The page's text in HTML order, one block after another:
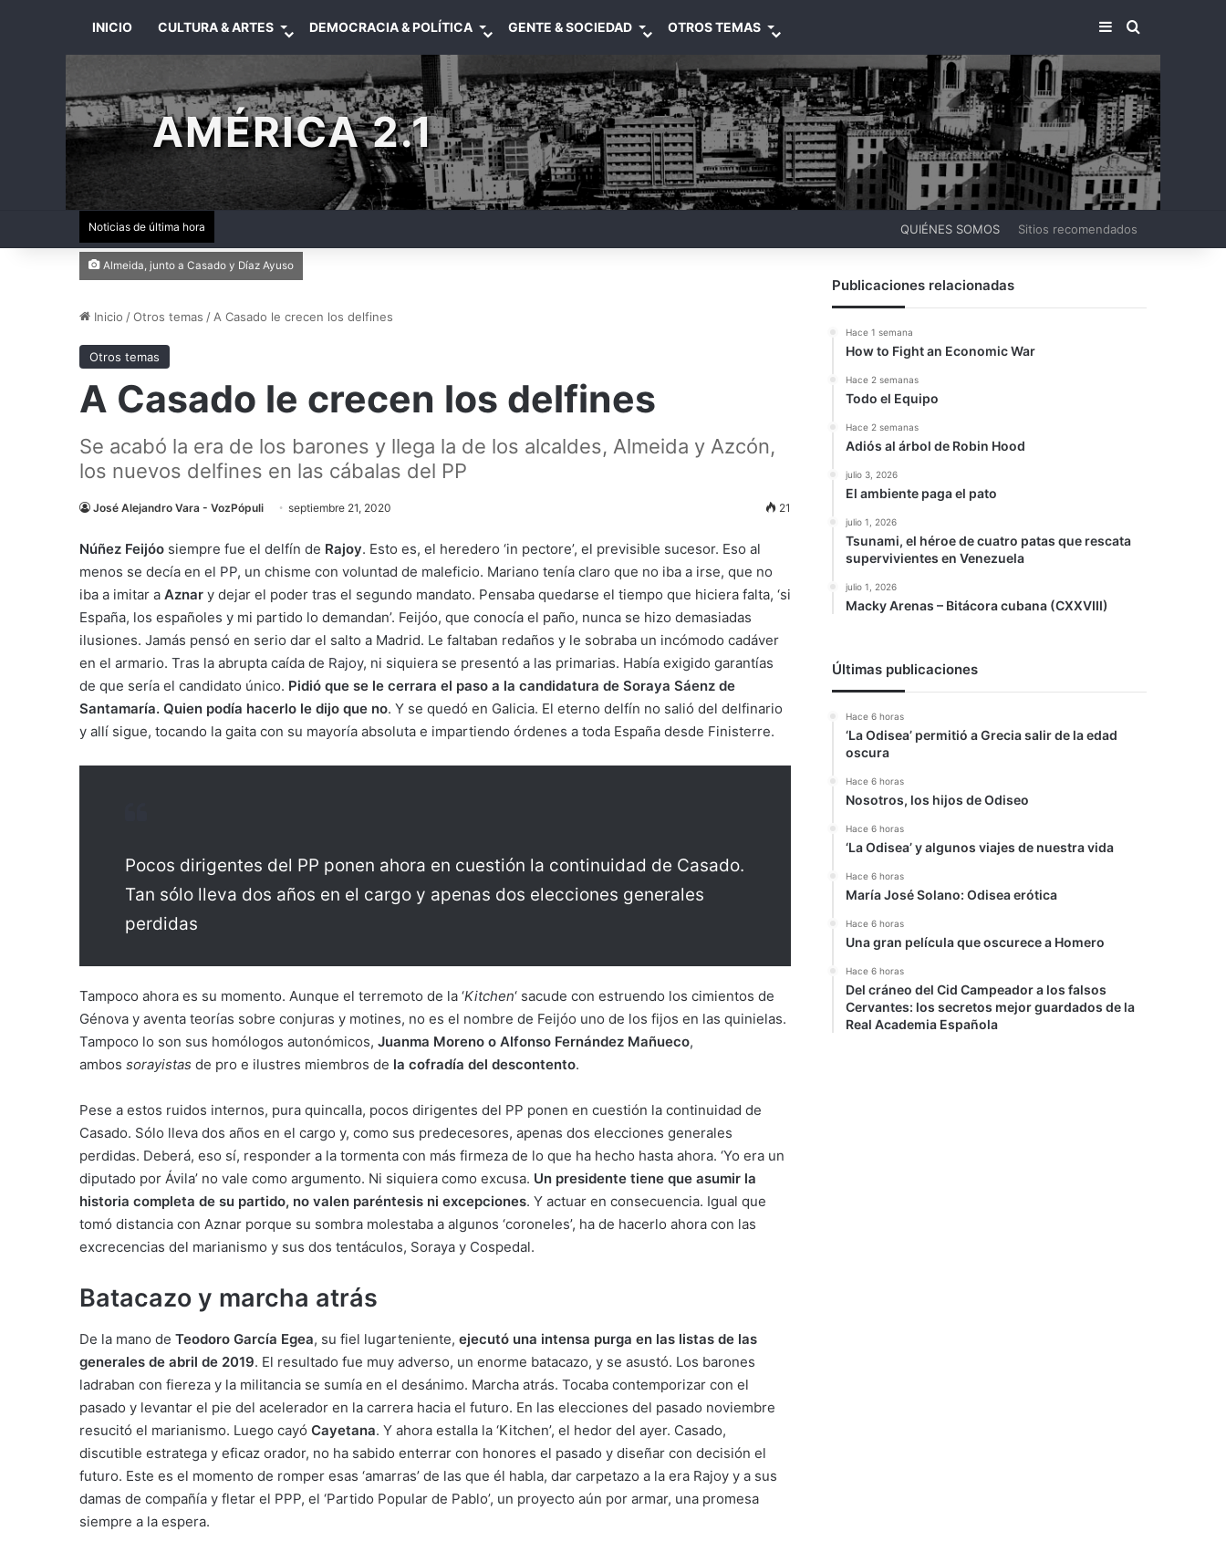
INICIO CULTURA & ARTES DEMOCRACIA & POLÍTICA GENTE & SOCIEDAD OTROS TEMAS BARRA LATERAL
BUSCAR
AMÉRICA 2.1
Noticias de última hora QUIÉNES SOMOS Sitios recomendados
Almeida, junto a Casado y Díaz Ayuso
Inicio /Otros temas / A Casado le crecen los delfines
Otros temas
A Casado le crecen los delfines
Se acabó la era de los barones y llega la de los alcaldes, Almeida y Azcón,
los nuevos delfines en las cábalas del PP
José Alejandro Vara - VozPópuli septiembre 21, 2020 21
Núñez Feijóo siempre fue el delfín de Rajoy. Esto es, el heredero ‘in pectore’, el previsible sucesor. Eso al
menos se decía en el PP, un chisme con voluntad de maleficio. Mariano tenía claro que no iba a irse, que no
iba a imitar a Aznar y dejar el poder tras el segundo mandato. Pensaba quedarse el tiempo que hiciera falta, ‘si
España, los españoles y mi partido lo demandan’. Feijóo, que conocía el paño, nunca se hizo demasiadas
ilusiones. Jamás pensó en serio dar el salto a Madrid. Le faltaban redaños y le sobraba un incómodo cadáver
en el armario. Tras la abrupta caída de Rajoy, ni siquiera se presentó a las primarias. Había exigido garantías
de que sería el candidato único. Pidió que se le cerrara el paso a la candidatura de Soraya Sáenz de
Santamaría. Quien podía hacerlo le dijo que no. Y se quedó en Galicia. El eterno delfín no salió del delfinario
y allí sigue, tocando la gaita con su mayoría absoluta e impartiendo órdenes a toda España desde Finisterre.
Pocos dirigentes del PP ponen ahora en cuestión la continuidad de Casado.
Tan sólo lleva dos años en el cargo y apenas dos elecciones generales
perdidas
Tampoco ahora es su momento. Aunque el terremoto de la ‘Kitchen‘ sacude con estruendo los cimientos de
Génova y aventa teorías sobre conjuras y motines, no es el nombre de Feijóo uno de los fijos en las quinielas.
Tampoco lo son sus homólogos autonómicos, Juanma Moreno o Alfonso Fernández Mañueco,
ambos sorayistas de pro e ilustres miembros de la cofradía del descontento.
Pese a estos ruidos internos, pura quincalla, pocos dirigentes del PP ponen en cuestión la continuidad de
Casado. Sólo lleva dos años en el cargo y, como sus predecesores, apenas dos elecciones generales
perdidas. Deberá, eso sí, responder a la tormenta con más firmeza de lo que ha hecho hasta ahora. ‘Yo era un
diputado por Ávila’ no vale como argumento. Ni siquiera como excusa. Un presidente tiene que asumir la
historia completa de su partido, no valen paréntesis ni excepciones. Y actuar en consecuencia. Igual que
tomó distancia con Aznar porque su sombra molestaba a algunos ‘coroneles’, ha de hacerlo ahora con las
excrecencias del marianismo y sus dos tentáculos, Soraya y Cospedal.
Batacazo y marcha atrás
De la mano de Teodoro García Egea, su fiel lugarteniente, ejecutó una intensa purga en las listas de las
generales de abril de 2019. El resultado fue muy adverso, un enorme batacazo, y se asustó. Los barones
ladraban con fiereza y la militancia se sumía en el desánimo. Marcha atrás. Tocaba contemporizar con el
pasado y levantar el pie del acelerador en la carrera hacia el futuro. En las elecciones del pasado noviembre
resucitó el marianismo. Luego cayó Cayetana. Y ahora estalla la ‘Kitchen’, el hedor del ayer. Casado,
discutible estratega y eficaz orador, no ha sabido enterrar con honores el pasado y diseñar con decisión el
futuro. Este es el momento de romper esas ‘amarras’ de las que él habla, dar carpetazo a la era Rajoy y a sus
damas de compañía y fletar el PPP, el ‘Partido Popular de Pablo’, un proyecto aún por armar, una promesa
siempre a la espera.
Publicaciones relacionadas
Hace 1 semana
How to Fight an Economic War
Hace 2 semanas
Todo el Equipo
Hace 2 semanas
Adiós al árbol de Robin Hood
julio 3, 2026
El ambiente paga el pato
julio 1, 2026
Tsunami, el héroe de cuatro patas que rescata
supervivientes en Venezuela
julio 1, 2026
Macky Arenas – Bitácora cubana (CXXVIII)
Últimas publicaciones
Hace 6 horas
‘La Odisea’ permitió a Grecia salir de la edad
oscura
Hace 6 horas
Nosotros, los hijos de Odiseo
Hace 6 horas
‘La Odisea’ y algunos viajes de nuestra vida
Hace 6 horas
María José Solano: Odisea erótica
Hace 6 horas
Una gran película que oscurece a Homero
Hace 6 horas
Del cráneo del Cid Campeador a los falsos
Cervantes: los secretos mejor guardados de la
Real Academia Española